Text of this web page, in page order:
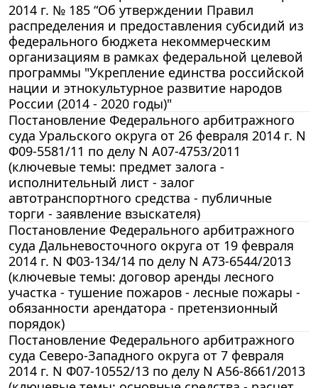
2014 г. № 185 “Об утверждении Правил
распределения и предоставления субсидий из
федерального бюджета некоммерческим
организациям в рамках федеральной целевой
программы "Укрепление единства российской
нации и этнокультурное развитие народов
России (2014 - 2020 годы)"
Постановление Федерального арбитражного
суда Уральского округа от 26 февраля 2014 г. N
Ф09-5581/11 по делу N А07-4753/2011
(ключевые темы: предмет залога -
исполнительный лист - залог
автотранспортного средства - публичные
торги - заявление взыскателя)
Постановление Федерального арбитражного
суда Дальневосточного округа от 19 февраля
2014 г. N Ф03-134/14 по делу N А73-6544/2013
(ключевые темы: договор аренды лесного
участка - тушение пожаров - лесные пожары -
обязанности арендатора - претензионный
порядок)
Постановление Федерального арбитражного
суда Северо-Западного округа от 7 февраля
2014 г. N Ф07-10552/13 по делу N А56-8661/2013